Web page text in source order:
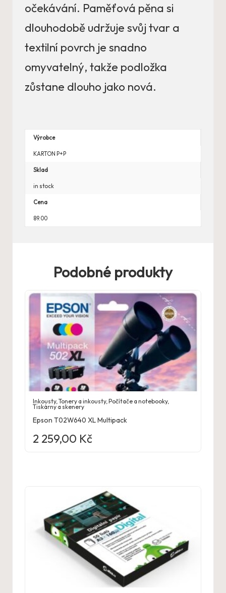
očekávání. Paměťová pěna si
dlouhodobě udržuje svůj tvar a
textilní povrch je snadno
omyvatelný, takže podložka
zůstane dlouho jako nová.
Výrobce
KARTON P+P
Sklad
in stock
Cena
89.00
Podobné produkty
Inkousty,Tonery a inkousty,Počítače a notebooky,
Tiskárny a skenery
Epson T02W640 XL Multipack
2 259,00 Kč